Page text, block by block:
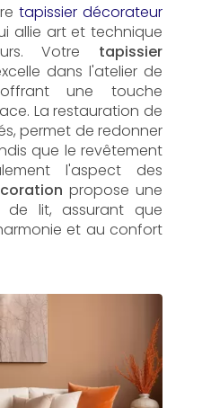
tapissier décorateur
allie art et technique
Votre tapissier
dans l'atelier de
une touche
La restauration de
permet de redonner
que le revêtement
l'aspect des
propose une
lit, assurant que
et au confort